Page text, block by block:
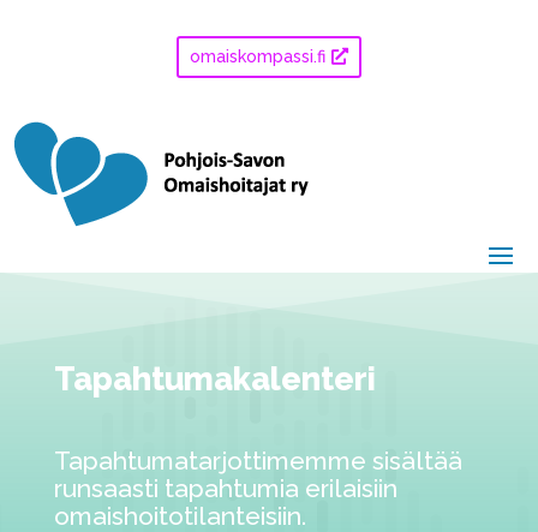
omaiskompassi.fi
Tapahtumakalenteri
Tapahtumatarjottimemme sisältää
runsaasti tapahtumia erilaisiin
omaishoitotilanteisiin.